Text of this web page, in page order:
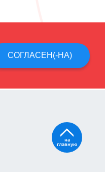
СОГЛАСЕН(-НА)
на
главную